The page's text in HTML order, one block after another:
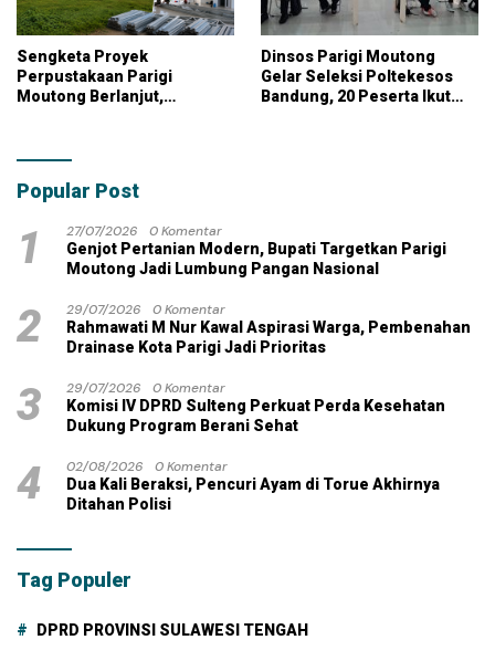
Sengketa Proyek
Perpustakaan Parigi
Moutong Berlanjut,
dengan Dana Pribadi
Dinsos Parigi Moutong
Gelar Seleksi Poltekesos
Bandung, 20 Peserta Ikut
Popular Post
1 27/07/2026
0 Komentar
Genjot Pertanian Modern, Bupati Targetkan Parigi
Moutong Jadi Lumbung Pangan Nasional
2 29/07/2026
0 Komentar
Rahmawati M Nur Kawal Aspirasi Warga, Pembenahan
Drainase Kota Parigi Jadi Prioritas
3 29/07/2026
0 Komentar
Komisi IV DPRD Sulteng Perkuat Perda Kesehatan
Dukung Program Berani Sehat
4 02/08/2026
0 Komentar
Dua Kali Beraksi, Pencuri Ayam di Torue Akhirnya
Ditahan Polisi
Tag Populer
DPRD PROVINSI SULAWESI TENGAH